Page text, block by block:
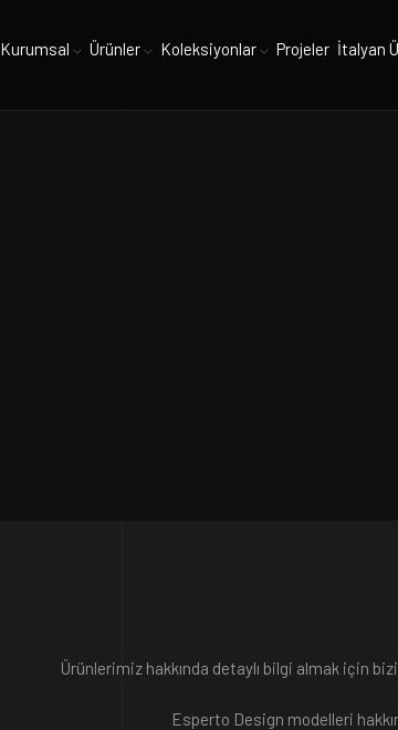
Kurumsal Ürünler Koleksiyonlar Projeler İtalyan
Ürünlerimiz hakkında detaylı bilgi almak için
Esperto Design modelleri